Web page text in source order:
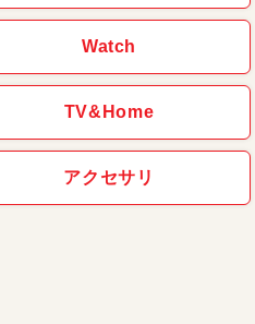
Watch
TV&Home
アクセサリ